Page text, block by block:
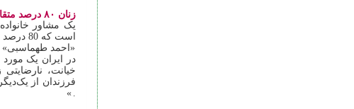
زنان ۸۰ درصد متقاضیان طلاق هستند
یک مشاور خانواده گفت: «روزانه 500 زوج
است که 80 درصد متقاضیان طلاق زنان هستند
«احمد طهماسبی»
در ایران یک
خیانت،
فرزندان از
.
»